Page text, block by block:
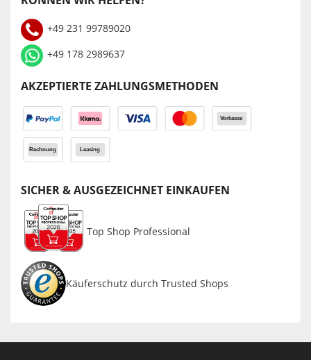
+49 231 99789020
+49 178 2989637
AKZEPTIERTE ZAHLUNGSMETHODEN
SICHER & AUSGEZEICHNET EINKAUFEN
Top Shop Professional
Käuferschutz durch Trusted Shops